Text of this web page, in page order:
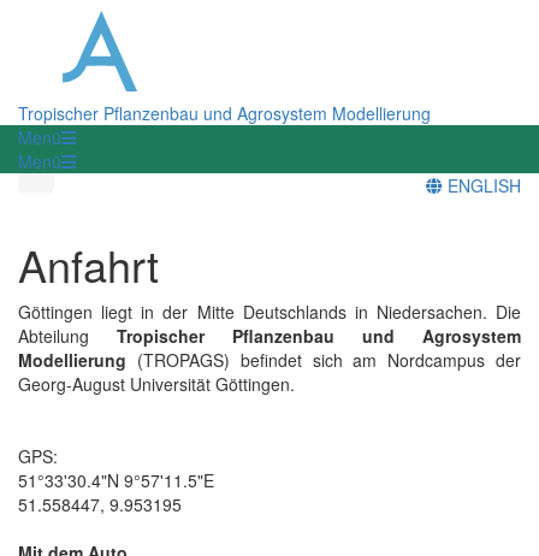
Tropischer Pflanzenbau und Agrosystem Modellierung
Menü
Menü
ENGLISH
Anfahrt
Göttingen liegt in der Mitte Deutschlands in Niedersachen. Die
Abteilung Tropischer Pflanzenbau und Agrosystem
Modellierung (TROPAGS) befindet sich am Nordcampus der
Georg-August Universität Göttingen.
GPS:
51°33'30.4"N 9°57'11.5"E
51.558447, 9.953195